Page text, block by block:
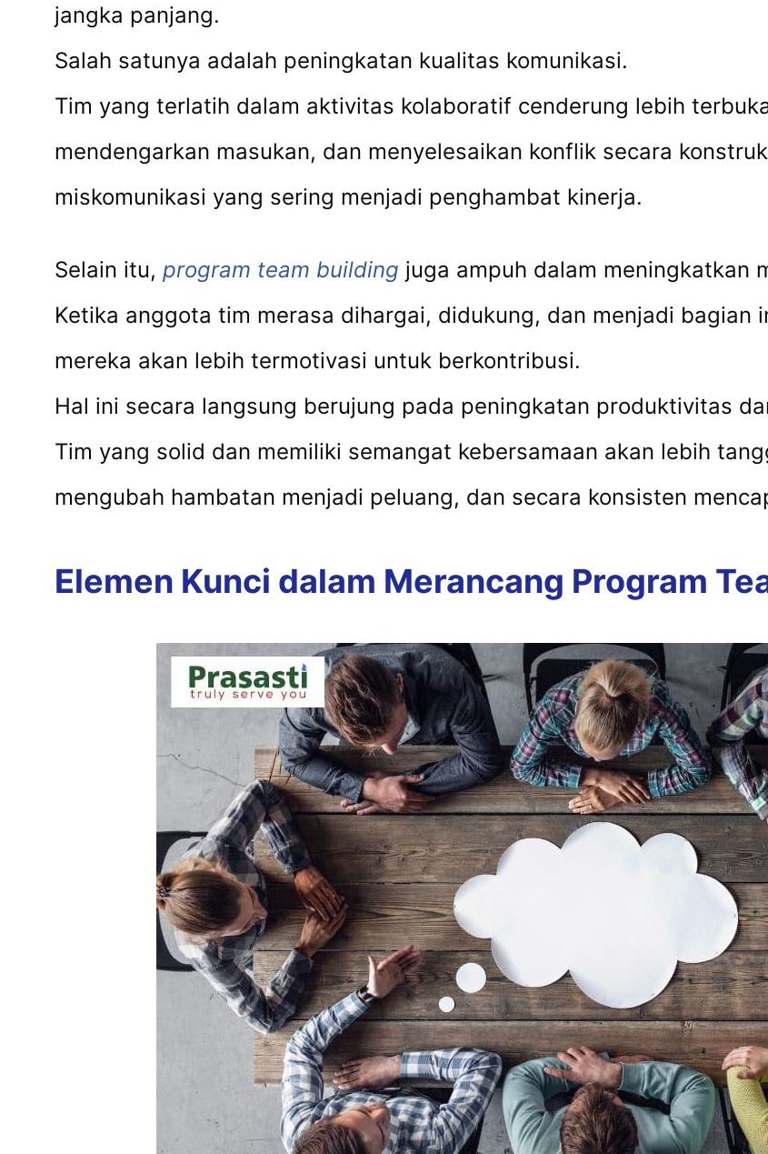
jangka panjang.
Salah satunya adalah peningkatan kualitas komunikasi.
Tim yang terlatih dalam aktivitas kolaboratif cenderung lebih
mendengarkan masukan, dan menyelesaikan konflik secara
miskomunikasi yang sering menjadi penghambat kinerja.
Selain itu, program team building juga ampuh dalam meningkatkan
Ketika anggota tim merasa dihargai, didukung, dan menjadi bagian
mereka akan lebih termotivasi untuk berkontribusi.
Hal ini secara langsung berujung pada peningkatan produktivitas
Tim yang solid dan memiliki semangat kebersamaan akan lebih
mengubah hambatan menjadi peluang, dan secara konsisten
Elemen Kunci dalam Merancang Program